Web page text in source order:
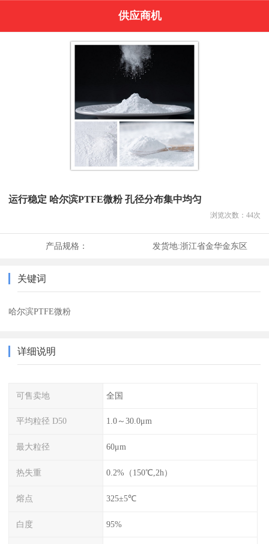
供应商机
运行稳定 哈尔滨PTFE微粉 孔径分布集中均匀
浏览次数： 44次
产品规格： 发货地:浙江省金华金东区
关键词
哈尔滨PTFE微粉
详细说明
可售卖地 全国
平均粒径 D50 1.0～30.0μm
最大粒径 60μm
热失重 0.2%（150℃,2h）
熔点 325±5℃
白度 95%